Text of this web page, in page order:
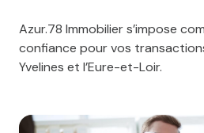
Azur.78 Immobilier s’impose
confiance pour vos
Yvelines et l’Eure-et-Loir.